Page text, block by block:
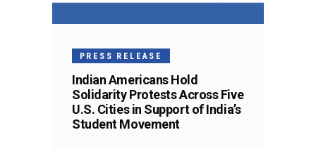
PRESS RELEASE
Indian Americans Hold
Solidarity Protests Across Five
U.S. Cities in Support of India’s
Student Movement